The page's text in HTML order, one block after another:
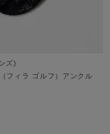
ズ)
フィラ ゴルフ）アンクル